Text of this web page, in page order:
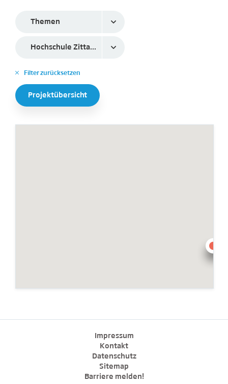
Themen
Hochschule Zittau/Görlitz
✕ Filter zurücksetzen
Projektübersicht
Impressum
Kontakt
Datenschutz
Sitemap
Barriere melden!